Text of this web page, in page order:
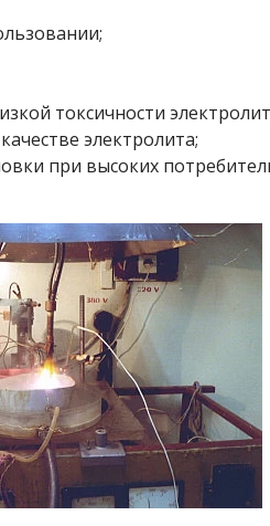
токсичности
электролита;
при высоких